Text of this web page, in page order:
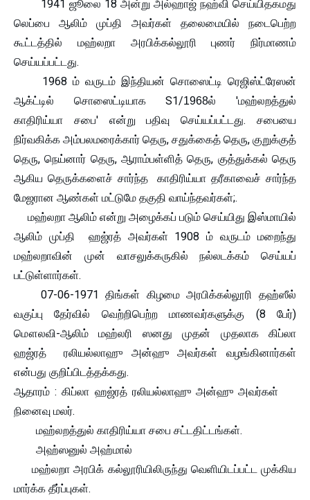
1941 ஜூலை 18 அன்று அல்ஹாஜ் நஹ்வி செய்யிதகமது
லெப்பை ஆலிம் முப்தி அவர்கள் தலைமையில் நடைபெற்ற
கூட்டத்தில் மஹ்லறா அரபிக்கல்லூரி புணர் நிர்மாணம்
செய்யப்பட்டது.
1968 ம் வருடம் இந்தியன் சொஸைட்டி ரெஜிஸ்ட்ரேஸன்
ஆக்ட்டில் சொஸைட்டியாகS1/1968ல் 'மஹ்லறத்துல்
காதிரிய்யா சபை' என்று பதிவு செய்யப்பட்டது. சபையை
நிர்வகிக்க அம்பலமரைக்கார் தெரு, சதுக்கைத் தெரு, குறுக்குத்
தெரு, நெய்னார் தெரு, ஆராம்பள்ளித் தெரு, குத்துக்கல் தெரு
ஆகிய தெருக்களைச் சார்ந்த காதிரிய்யா தரீகாவைச் சார்ந்த
மேஜரான ஆண்கள் மட்டுமே தகுதி வாய்ந்தவர்கள்;.
மஹ்லறா ஆலிம் என்று அழைக்கப் படும் செய்யிது இஸ்மாயில்
ஆலிம் முப்தி ஹஜ்ரத் அவர்கள் 1908 ம் வருடம் மறைந்து
மஹ்லறாவின் முன் வாசலுக்கருகில் நல்லடக்கம் செய்யப்
பட்டுள்ளார்கள்.
07-06-1971 திங்கள் கிழமை அரபிக்கல்லூரி தஹ்ஸீல்
வகுப்பு தேர்வில் வெற்றிபெற்ற மாணவர்களுக்கு (8 பேர்)
மௌலவி-ஆலிம் மஹ்லரி ஸனது முதன் முதலாக கிப்லா
ஹஜ்ரத் ரலியல்லாஹு அன்ஹு அவர்கள் வழங்கினார்கள்
என்பது குறிப்பிடத்தக்கது.
ஆதாரம் : கிப்லா ஹஜ்ரத் ரலியல்லாஹு அன்ஹு அவர்கள்
நினைவு மலர்.
மஹ்லறத்துல் காதிரிய்யா சபை சட்டதிட்டங்கள்.
அஹ்ஸனுல் அஹ்மால்
மஹ்லறா அரபிக் கல்லூரியிலிருந்து வெளியிடப்பட்ட முக்கிய
மார்க்க தீர்ப்புகள்.